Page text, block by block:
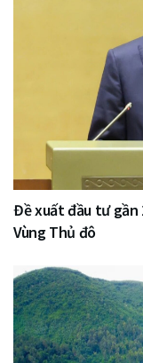
Đề xuất đầu tư gần
Vùng Thủ đô